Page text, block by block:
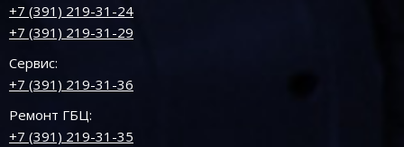
+7 (391) 219-31-24
+7 (391) 219-31-29
Сервис:
+7 (391) 219-31-36
Ремонт ГБЦ:
+7 (391) 219-31-35